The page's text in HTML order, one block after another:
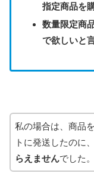
指定商品を
数量限定商
で欲しいと
私の場合は、商品
トに発送したのに
らえませんでした。